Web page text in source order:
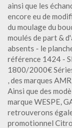
ainsi que les
encore eu de
du moulage du
moulés de part &
absents - le
référence 1424 -
1800/2000€
, des marques
Ainsi que des
marque WESPE,
retrouverons
promotionnel